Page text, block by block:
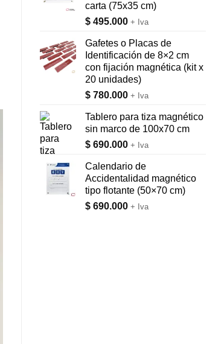
carta (75x35 cm)
$ 495.000 + Iva
Gafetes o Placas de
Identificación de 8×2 cm
con fijación magnética (kit x
20 unidades)
$ 780.000 + Iva
Tablero para tiza magnético
sin marco de 100x70 cm
$ 690.000 + Iva
Calendario de
Accidentalidad magnético
tipo flotante (50×70 cm)
$ 690.000 + Iva